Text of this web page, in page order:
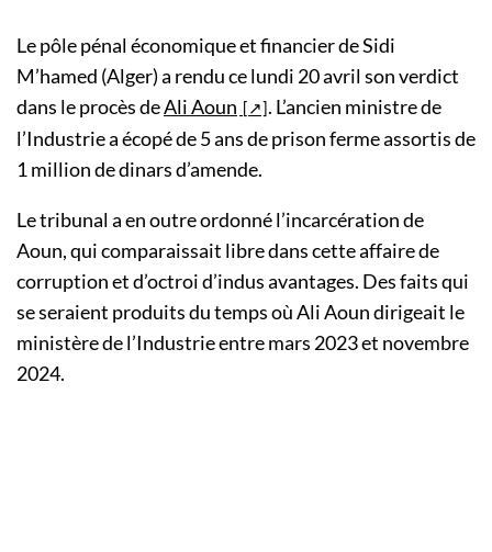
Le pôle pénal économique et financier de Sidi
M’hamed (Alger) a rendu ce lundi 20 avril son verdict
dans le procès deAli Aoun
. L’ancien ministre de
l’Industrie a écopé de 5 ans de prison ferme assortis de
1 million de dinars d’amende.
Le tribunal a en outre ordonné l’incarcération de
Aoun, qui comparaissait libre dans cette affaire de
corruption et d’octroi d’indus avantages. Des faits qui
se seraient produits du temps où Ali Aoun dirigeait le
ministère de l’Industrie entre mars 2023 et novembre
2024.